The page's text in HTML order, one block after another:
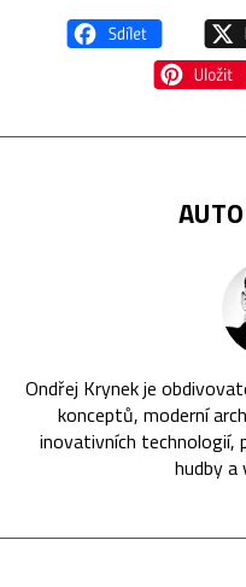
Ondřej Krynek je
konceptů, moderní
inovativních technologií,
hudby a